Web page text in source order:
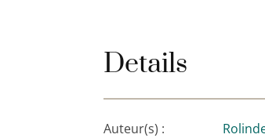
Details
Auteur(s) :